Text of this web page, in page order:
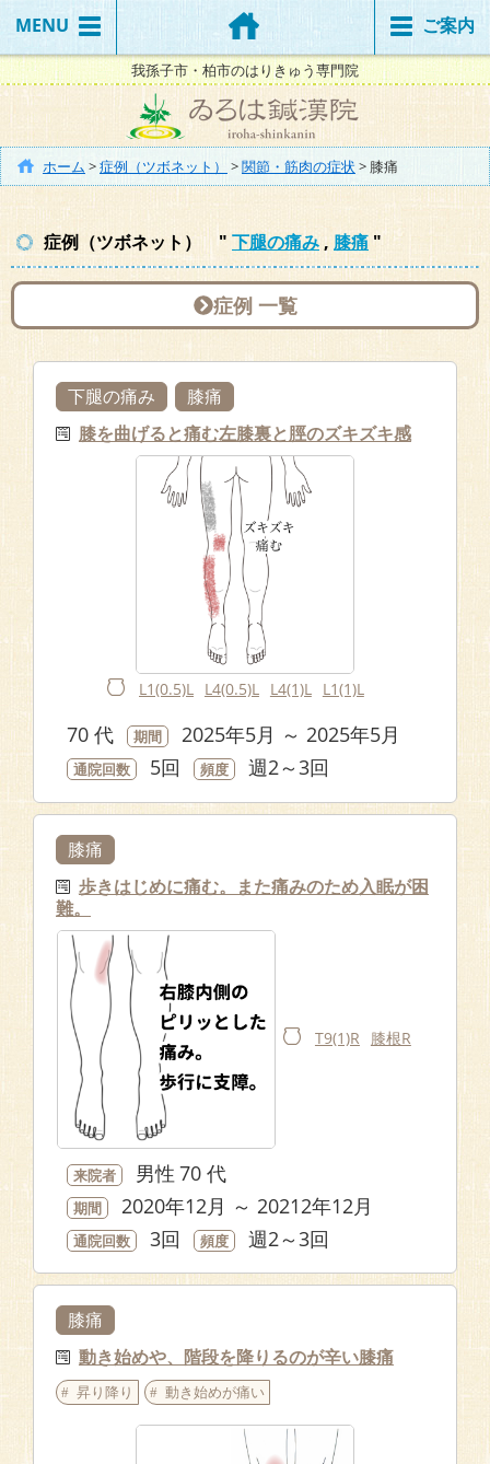
MENU ご案内
我孫子市・柏市のはりきゅう専門院
ホーム >症例（ツボネット） >関節・筋肉の症状 > 膝痛
症例（ツボネット） " 下腿の痛み , 膝痛 "
症例 一覧
下腿の痛み
膝痛
膝を曲げると痛む左膝裏と脛のズキズキ感
L1(0.5)L L4(0.5)L L4(1)L L1(1)L
70 代 期間 2025年5月 ～ 2025年5月
通院回数 5回 頻度 週2～3回
膝痛
歩きはじめに痛む。また痛みのため入眠が困
難。
T9(1)R 膝根R
来院者 男性 70 代
期間 2020年12月 ～ 20212年12月
通院回数 3回 頻度 週2～3回
膝痛
動き始めや、階段を降りるのが辛い膝痛
昇り降り 動き始めが痛い